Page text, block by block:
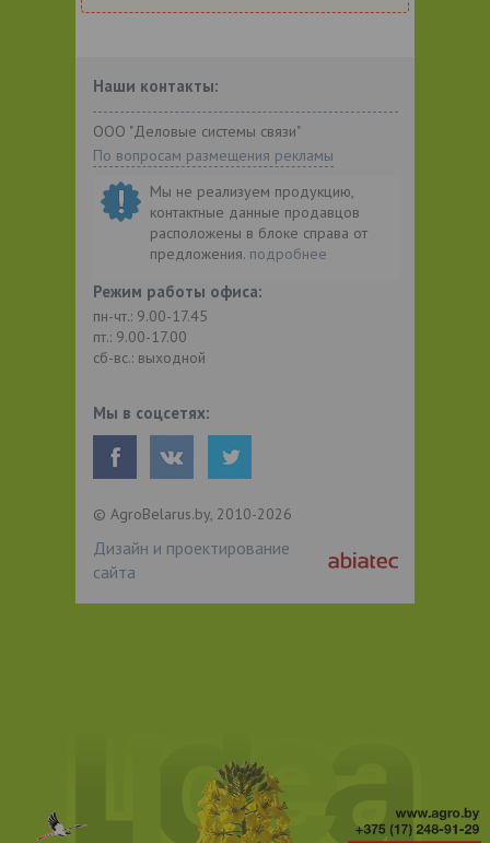
Наши контакты:
ООО "Деловые системы связи"
По вопросам размещения рекламы
Мы не реализуем продукцию,
контактные данные продавцов
расположены в блоке справа от
предложения. подробнее
Режим работы офиса:
пн-чт.: 9.00-17.45
пт.: 9.00-17.00
сб-вс.: выходной
Мы в соцсетях:
© AgroBelarus.by, 2010-2026
Дизайн и проектирование
сайта